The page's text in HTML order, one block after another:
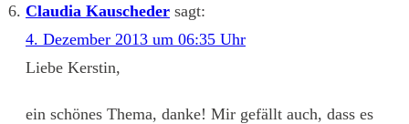
Claudia Kauscheder sagt:
4. Dezember 2013 um 06:35 Uhr
Liebe Kerstin,
ein schönes Thema, danke! Mir gefällt auch, dass es